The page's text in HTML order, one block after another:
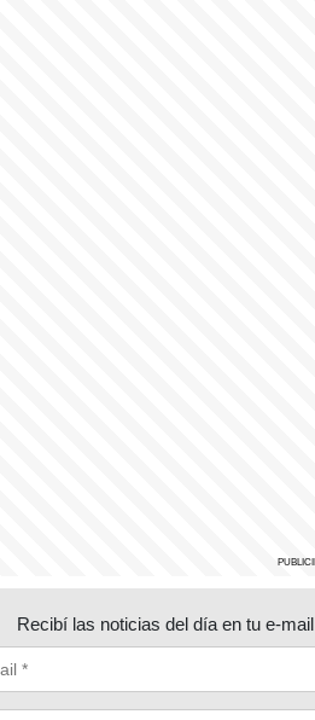
Recibí las noticias del día en tu e-mail